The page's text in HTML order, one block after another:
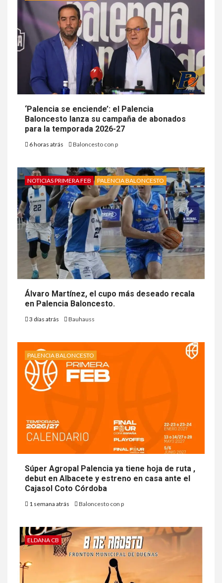
‘Palencia se enciende’: el Palencia
Baloncesto lanza su campaña de abonados
para la temporada 2026-27
6 horas atrás Baloncesto con p
NOTICIAS PRIMERA FEB PALENCIA BALONCESTO
Álvaro Martínez, el cupo más deseado recala
en Palencia Baloncesto.
3 días atrás Bauhauss
PALENCIA BALONCESTO
Súper Agropal Palencia ya tiene hoja de ruta ,
debut en Albacete y estreno en casa ante el
Cajasol Coto Córdoba
1 semana atrás Baloncesto con p
ELDANA CB